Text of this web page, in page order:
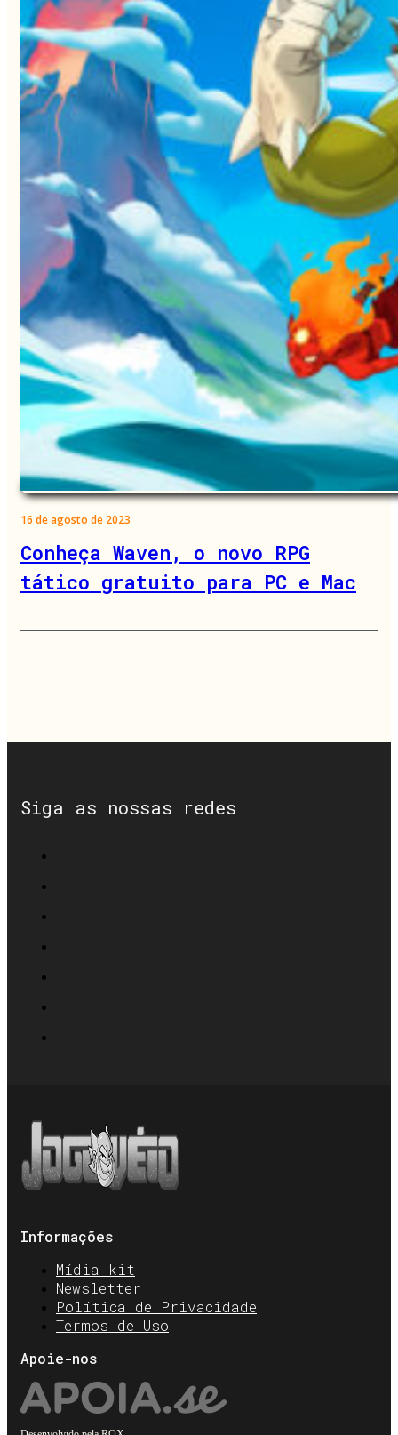
16 de agosto de 2023
Conheça Waven, o novo RPG
tático gratuito para PC e Mac
Siga as nossas redes
Informações
Mídia kit
Newsletter
Política de Privacidade
Termos de Uso
Apoie-nos